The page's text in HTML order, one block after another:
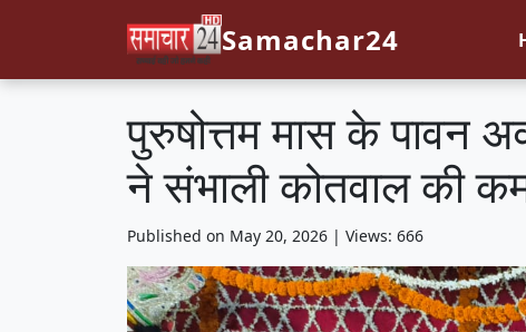
Samachar24
​पुरुषोत्तम मास के पावन
ने संभाली कोतवाल की
Published on May 20, 2026 | Views: 666